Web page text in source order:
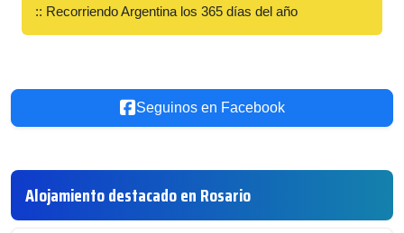
:: Recorriendo Argentina los 365 días del año
Seguinos en Facebook
Alojamiento destacado en Rosario